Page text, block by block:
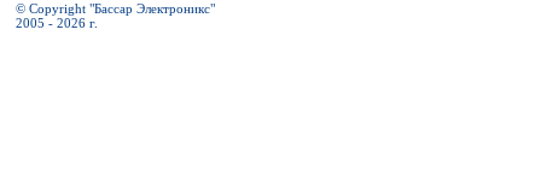
© Copyright "Бассар Электроникс"
2005 - 2026 г.